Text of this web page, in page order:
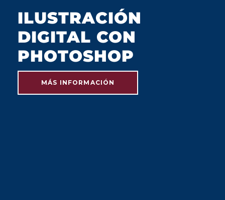
ILUSTRACIÓN
DIGITAL CON
PHOTOSHOP
MÁS INFORMACIÓN